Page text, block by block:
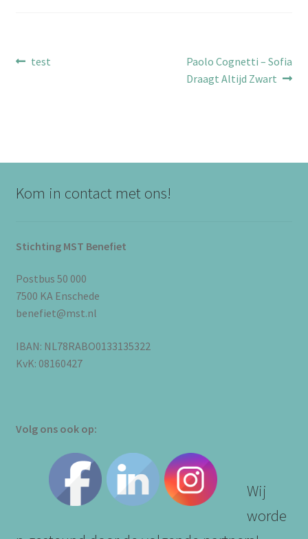
Bericht
Vorig
test
Volgend
bericht:
Paolo Cognetti – Sofia
Draagt Altijd Zwart
Kom in contact met ons!
Stichting MST Benefiet
Postbus 50 000
7500 KA Enschede
benefiet@mst.nl
IBAN: NL78RABO0133135322
KvK: 08160427
Volg ons ook op:
Wij
worde